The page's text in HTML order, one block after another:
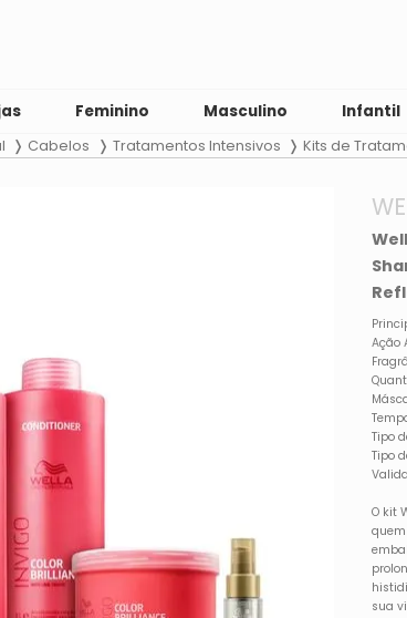
Feminino Masculino Infantil
Cabelos Tratamentos Intensivos Kits de
Ação
Tipo
Tipo
O kit
sua